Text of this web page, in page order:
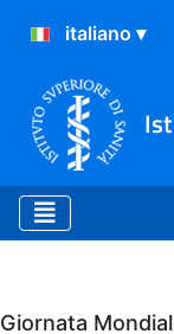
Giornata